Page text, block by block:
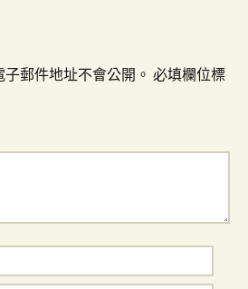
郵件地址不會公開。 必填欄位標